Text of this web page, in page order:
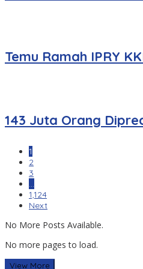
Temu Ramah IPRY
143 Juta Orang
1
2
3
…
1,124
Next
No More Posts Available.
No more pages to load.
View More